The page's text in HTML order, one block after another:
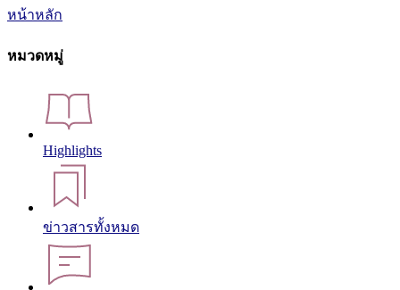
หน้าหลัก
หมวดหมู่
Highlights
ข่าวสารทั้งหมด